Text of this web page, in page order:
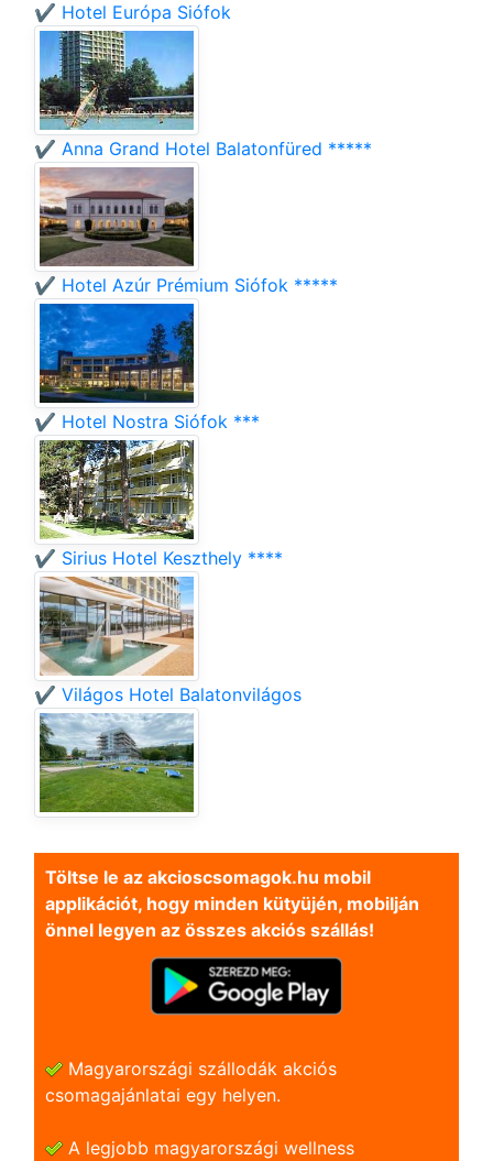
✔️ Hotel Európa Siófok
✔️ Anna Grand Hotel Balatonfüred *****
✔️ Hotel Azúr Prémium Siófok *****
✔️ Hotel Nostra Siófok ***
✔️ Sirius Hotel Keszthely ****
✔️ Világos Hotel Balatonvilágos
Töltse le az akcioscsomagok.hu mobil
applikációt, hogy minden kütyüjén, mobilján
önnel legyen az összes akciós szállás!
Magyarországi szállodák akciós
csomagajánlatai egy helyen.
A legjobb magyarországi wellness